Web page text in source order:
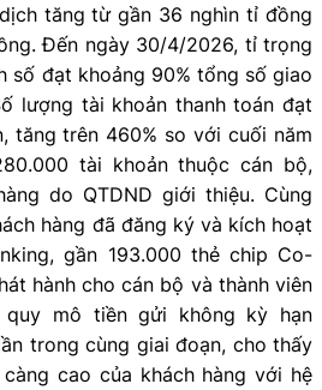
tăng từ gần 36 nghìn tỉ đồng
Đến ngày 30/4/2026, tỉ trọng
số đạt khoảng 90% tổng số giao
lượng tài khoản thanh toán đạt
tăng trên 460% so với cuối năm
tài khoản thuộc cán bộ,
do QTDND giới thiệu. Cùng
hàng đã đăng ký và kích hoạt
gần 193.000 thẻ chip Co-
hành cho cán bộ và thành viên
quy mô tiền gửi không kỳ hạn
trong cùng giai đoạn, cho thấy
cao của khách hàng với hệ